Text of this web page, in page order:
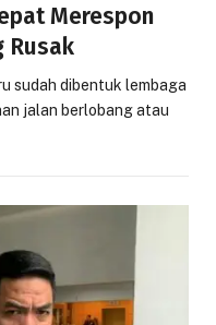
Merespon
Rusak
sudah dibentuk lembaga
jalan berlobang atau